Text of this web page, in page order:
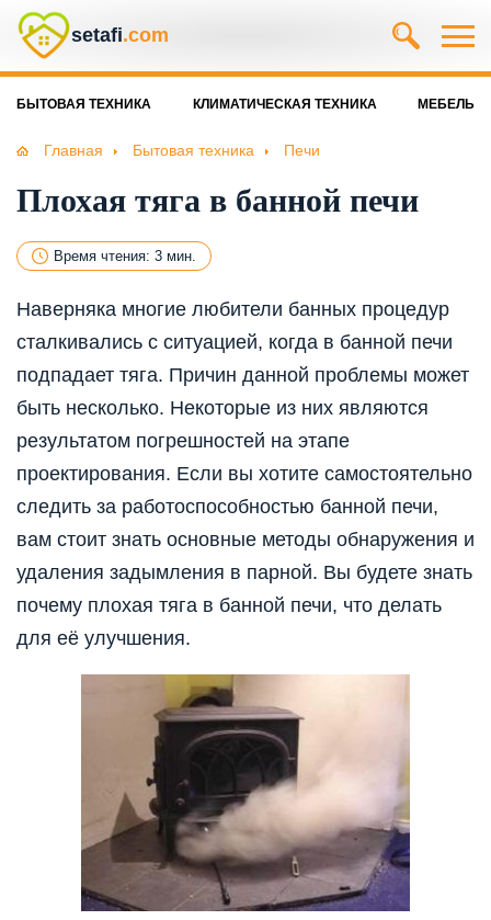
setafi.com
БЫТОВАЯ ТЕХНИКА КЛИМАТИЧЕСКАЯ ТЕХНИКА МЕБЕЛЬ
Главная Бытовая техника Печи
Плохая тяга в банной печи
Время чтения: 3 мин.
Наверняка многие любители банных процедур
сталкивались с ситуацией, когда в банной печи
подпадает тяга. Причин данной проблемы может
быть несколько. Некоторые из них являются
результатом погрешностей на этапе
проектирования. Если вы хотите самостоятельно
следить за работоспособностью банной печи,
вам стоит знать основные методы обнаружения и
удаления задымления в парной. Вы будете знать
почему плохая тяга в банной печи, что делать
для её улучшения.